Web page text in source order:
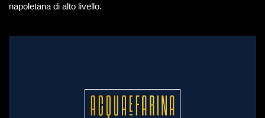
napoletana di alto livello.